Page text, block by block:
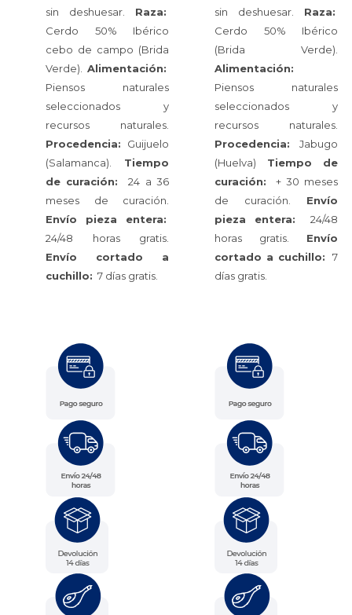
sin deshuesar. Raza:
Cerdo 50% Ibérico
cebo de campo (Brida
Verde). Alimentación:
Piensos naturales
seleccionados y
recursos naturales.
Procedencia: Guijuelo
(Salamanca). Tiempo
de curación: 24 a 36
meses de curación.
Envío pieza entera:
24/48 horas gratis.
Envío cortado a
cuchillo: 7 días gratis.
sin deshuesar. Raza:
Cerdo 50% Ibérico
(Brida Verde).
Alimentación:
Piensos naturales
seleccionados y
recursos naturales.
Procedencia: Jabugo
(Huelva) Tiempo de
curación: + 30 meses
de curación. Envío
pieza entera: 24/48
horas gratis. Envío
cortado a cuchillo: 7
días gratis.